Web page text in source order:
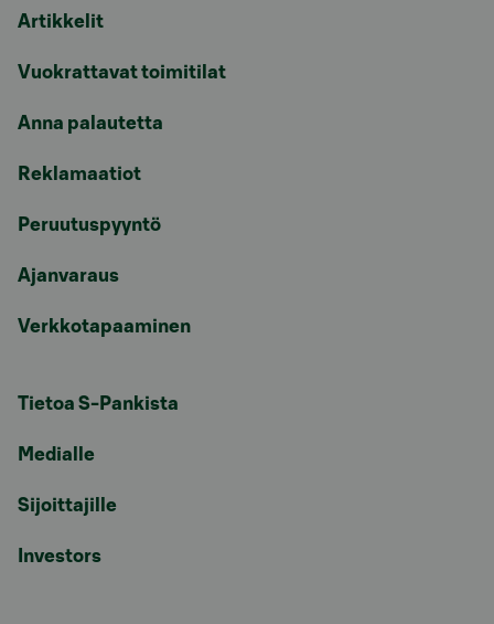
Artikkelit
Vuokrattavat toimitilat
Anna palautetta
Reklamaatiot
Peruutuspyyntö
Ajanvaraus
Verkkotapaaminen
Tietoa S-Pankista
Medialle
Sijoittajille
Investors